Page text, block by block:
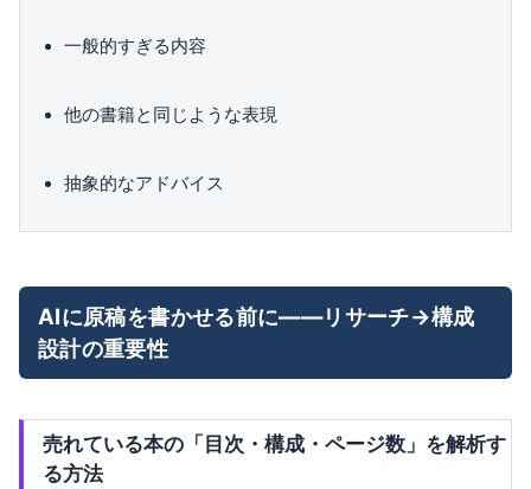
一般的すぎる内容
他の書籍と同じような表現
抽象的なアドバイス
AIに原稿を書かせる前に——リサーチ→構成
設計の重要性
売れている本の「目次・構成・ページ数」を解析す
る方法